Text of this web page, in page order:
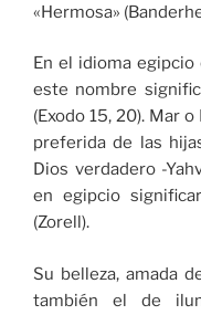
«Hermosa»
En el idioma
este nombre
(Exodo 15, 20). Mar
preferida de las
Dios verdadero -
en egipcio
(Zorell).
Su belleza, amada
también el de